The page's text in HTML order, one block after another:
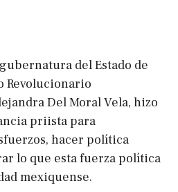
del Estado de
Revolucionario
Del Moral Vela, hizo
priista para
hacer política
lo que esta fuerza política
mexiquense.